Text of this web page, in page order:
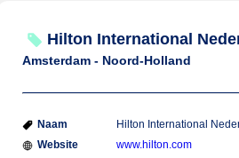
Hilton International
Amsterdam - Noord-Holland
Naam
Hilton International
Website
www.hilton.com